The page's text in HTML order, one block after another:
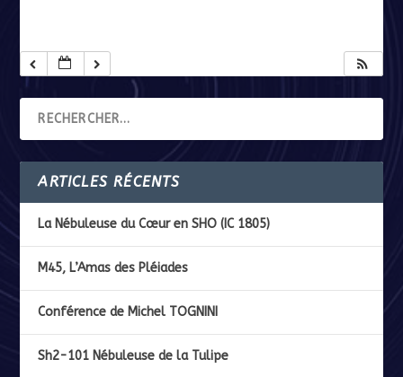
ARTICLES RÉCENTS
La Nébuleuse du Cœur en SHO (IC 1805)
M45, L’Amas des Pléiades
Conférence de Michel TOGNINI
Sh2-101 Nébuleuse de la Tulipe